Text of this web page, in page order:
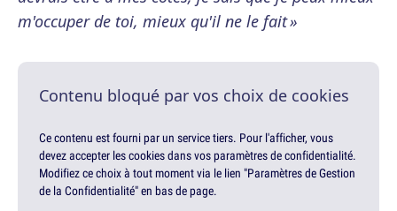
m'occuper de toi, mieux qu'il ne le fait »
Contenu bloqué par vos choix de cookies
Ce contenu est fourni par un service tiers. Pour l'afficher, vous
devez accepter les cookies dans vos paramètres de confidentialité.
Modifiez ce choix à tout moment via le lien "Paramètres de Gestion
de la Confidentialité" en bas de page.